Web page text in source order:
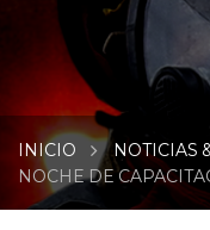
INICIO
NOTICIAS
NOCHE DE